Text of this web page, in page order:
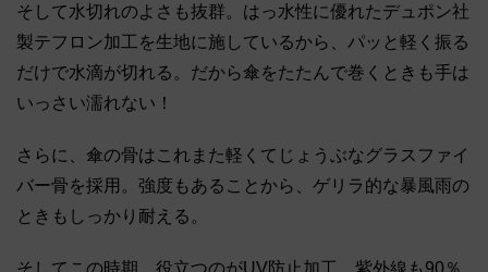
そして水切れのよさも抜群。はっ水性に優れたデュポン社
製テフロン加工を生地に施しているから、パッと軽く振る
だけで水滴が切れる。だから傘をたたんで巻くときも手は
いっさい濡れない！
さらに、傘の骨はこれまた軽くてじょうぶなグラスファイ
バー骨を採用。強度もあることから、ゲリラ的な暴風雨の
ときもしっかり耐える。
そしてこの時期、役立つのがUV防止加工。紫外線も90％